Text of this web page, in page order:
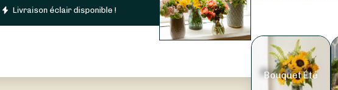
Livraison éclair disponible !
Bouquet Été